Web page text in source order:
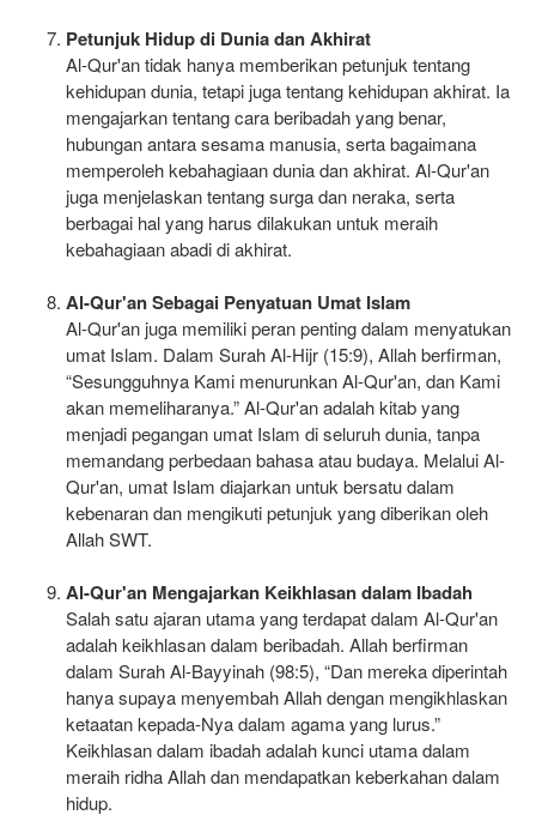
Petunjuk Hidup di Dunia dan Akhirat
Al-Qur'an tidak hanya memberikan petunjuk tentang
kehidupan dunia, tetapi juga tentang kehidupan akhirat. Ia
mengajarkan tentang cara beribadah yang benar,
hubungan antara sesama manusia, serta bagaimana
memperoleh kebahagiaan dunia dan akhirat. Al-Qur'an
juga menjelaskan tentang surga dan neraka, serta
berbagai hal yang harus dilakukan untuk meraih
kebahagiaan abadi di akhirat.
Al-Qur'an Sebagai Penyatuan Umat Islam
Al-Qur'an juga memiliki peran penting dalam menyatukan
umat Islam. Dalam Surah Al-Hijr (15:9), Allah berfirman,
“Sesungguhnya Kami menurunkan Al-Qur'an, dan Kami
akan memeliharanya.” Al-Qur'an adalah kitab yang
menjadi pegangan umat Islam di seluruh dunia, tanpa
memandang perbedaan bahasa atau budaya. Melalui Al-
Qur'an, umat Islam diajarkan untuk bersatu dalam
kebenaran dan mengikuti petunjuk yang diberikan oleh
Allah SWT.
Al-Qur'an Mengajarkan Keikhlasan dalam Ibadah
Salah satu ajaran utama yang terdapat dalam Al-Qur'an
adalah keikhlasan dalam beribadah. Allah berfirman
dalam Surah Al-Bayyinah (98:5), “Dan mereka diperintah
hanya supaya menyembah Allah dengan mengikhlaskan
ketaatan kepada-Nya dalam agama yang lurus.”
Keikhlasan dalam ibadah adalah kunci utama dalam
meraih ridha Allah dan mendapatkan keberkahan dalam
hidup.